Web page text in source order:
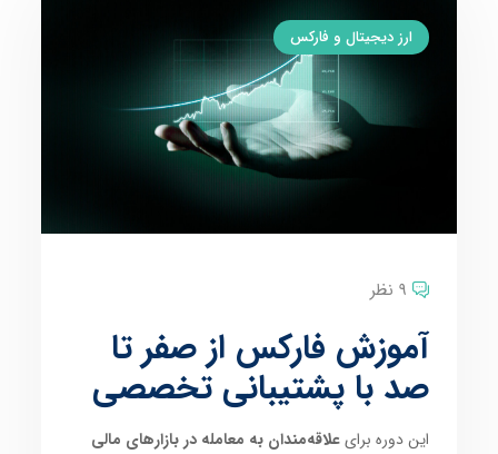
ارز دیجیتال و فارکس
9 نظر
آموزش فارکس از صفر تا
صد با پشتیبانی تخصصی
این دوره برایعلاقه‌مندان به معامله در بازارهای مالی